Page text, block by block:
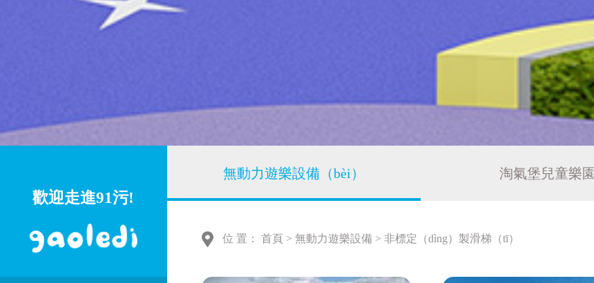
歡迎走進91污!
無動力遊樂設備（bèi） 淘氣堡兒童樂園
位 置： 首頁 > 無動力遊樂設備> 非標定（dìng）製滑梯（tī）